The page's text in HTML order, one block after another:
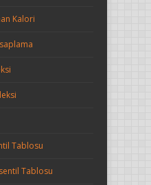
Kalori
Tablosu
Tablosu